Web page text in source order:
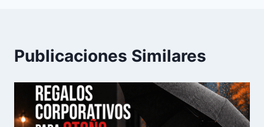
Publicaciones Similares